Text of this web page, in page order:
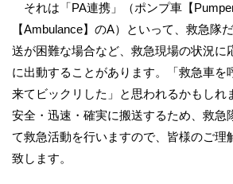
それは「PA連携」（ポンプ車【
【Ambulance】のA）といって、救急隊
送が困難な場合など、救急現場の状況に
に出動することがあります。「救急車を
来てビックリした」と思われるかもしれ
安全・迅速・確実に搬送するため、救急
て救急活動を行いますので、皆様のご理
致します。